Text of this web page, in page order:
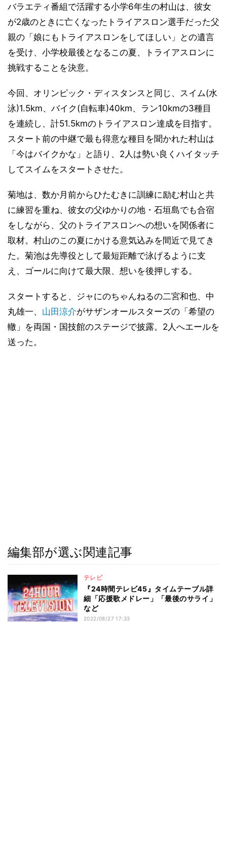
バラエティ番組で活躍する小学6年生の村山は、彼女
が2歳のときに亡くなったトライアスロン選手だった父
親の「娘にもトライアスロンをしてほしい」との遺言
を受け、小学校最後となるこの夏、トライアスロンに
挑戦することを決意。
今回、オリンピック・ディスタンスと同じ、スイム(水
泳)1.5km、バイク(自転車)40km、ラン10kmの3種目
を連続し、計51.5kmのトライアスロン達成を目指す。
スタート前の中継で最も得意な種目を聞かれた村山は
「今はバイクかな」と語り、2人は勢い良くハイタッチ
してスイムをスタートさせた。
菊地は、数か月前からひたむきに訓練に励む村山と共
に練習を重ね、彼女の父ゆかりの地・石垣島でも合宿
をしながら、父のトライアスロンへの想いを関係者に
取材。村山のこの夏にかける意気込みを間近で見てき
た。菊池は先導役として最短距離で泳げるように支
え、ゴールに向けて最大限、想いを後押しする。
スタートすると、ジャにのちゃんねるの二宮和也、中
丸雄一、 山田涼介がサザンオールスターズの「希望の
轍」を両国・国技館のステージで披露。2人へエールを
送った。
編集部が選ぶ関連記事
テレビ
『24時間テレビ45』タイムテーブル詳
細「応援歌メドレー」「最後のサライ」
など
2022/08/27 17:33